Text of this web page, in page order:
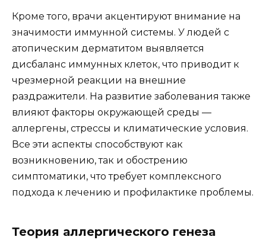
Кроме того, врачи акцентируют внимание на
значимости иммунной системы. У людей с
атопическим дерматитом выявляется
дисбаланс иммунных клеток, что приводит к
чрезмерной реакции на внешние
раздражители. На развитие заболевания также
влияют факторы окружающей среды —
аллергены, стрессы и климатические условия.
Все эти аспекты способствуют как
возникновению, так и обострению
симптоматики, что требует комплексного
подхода к лечению и профилактике проблемы.
Теория аллергического генеза